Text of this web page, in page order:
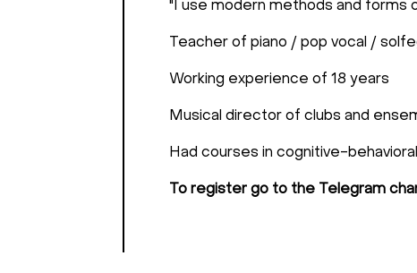
"I use modern methods and forms
Teacher of piano / pop vocal /
Working experience of 18 years
Musical director of clubs and
Had courses in cognitive-
To register go to the Telegram